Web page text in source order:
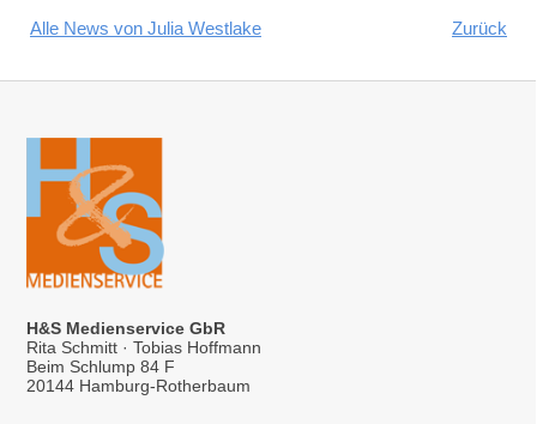
Alle News von Julia Westlake Zurück
H&S Medienservice GbR
Rita Schmitt · Tobias Hoffmann
Beim Schlump 84 F
20144 Hamburg-Rotherbaum